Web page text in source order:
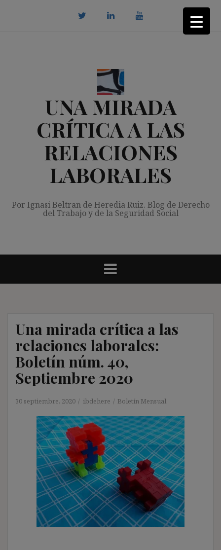
UNA MIRADA
CRÍTICA A LAS
RELACIONES
LABORALES
Por Ignasi Beltran de Heredia Ruiz. Blog de Derecho
del Trabajo y de la Seguridad Social
Una mirada crítica a las
relaciones laborales:
Boletín núm. 40,
Septiembre 2020
30 septiembre, 2020 ibdehere Boletín Mensual